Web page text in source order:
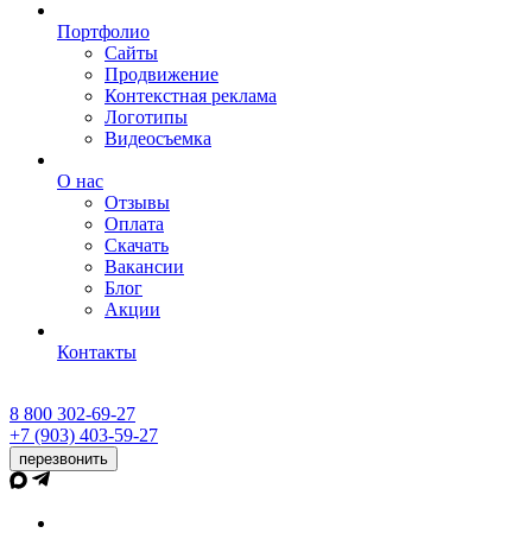
Портфолио
Сайты
Продвижение
Контекстная реклама
Логотипы
Видеосъемка
О нас
Отзывы
Оплата
Скачать
Вакансии
Блог
Акции
Контакты
8 800 302-69-27
+7 (903) 403-59-27
перезвонить